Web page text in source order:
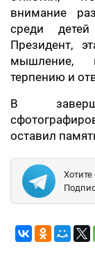
внимание
среди
Президент,
мышление,
терпению и
В
оставил
Хотите